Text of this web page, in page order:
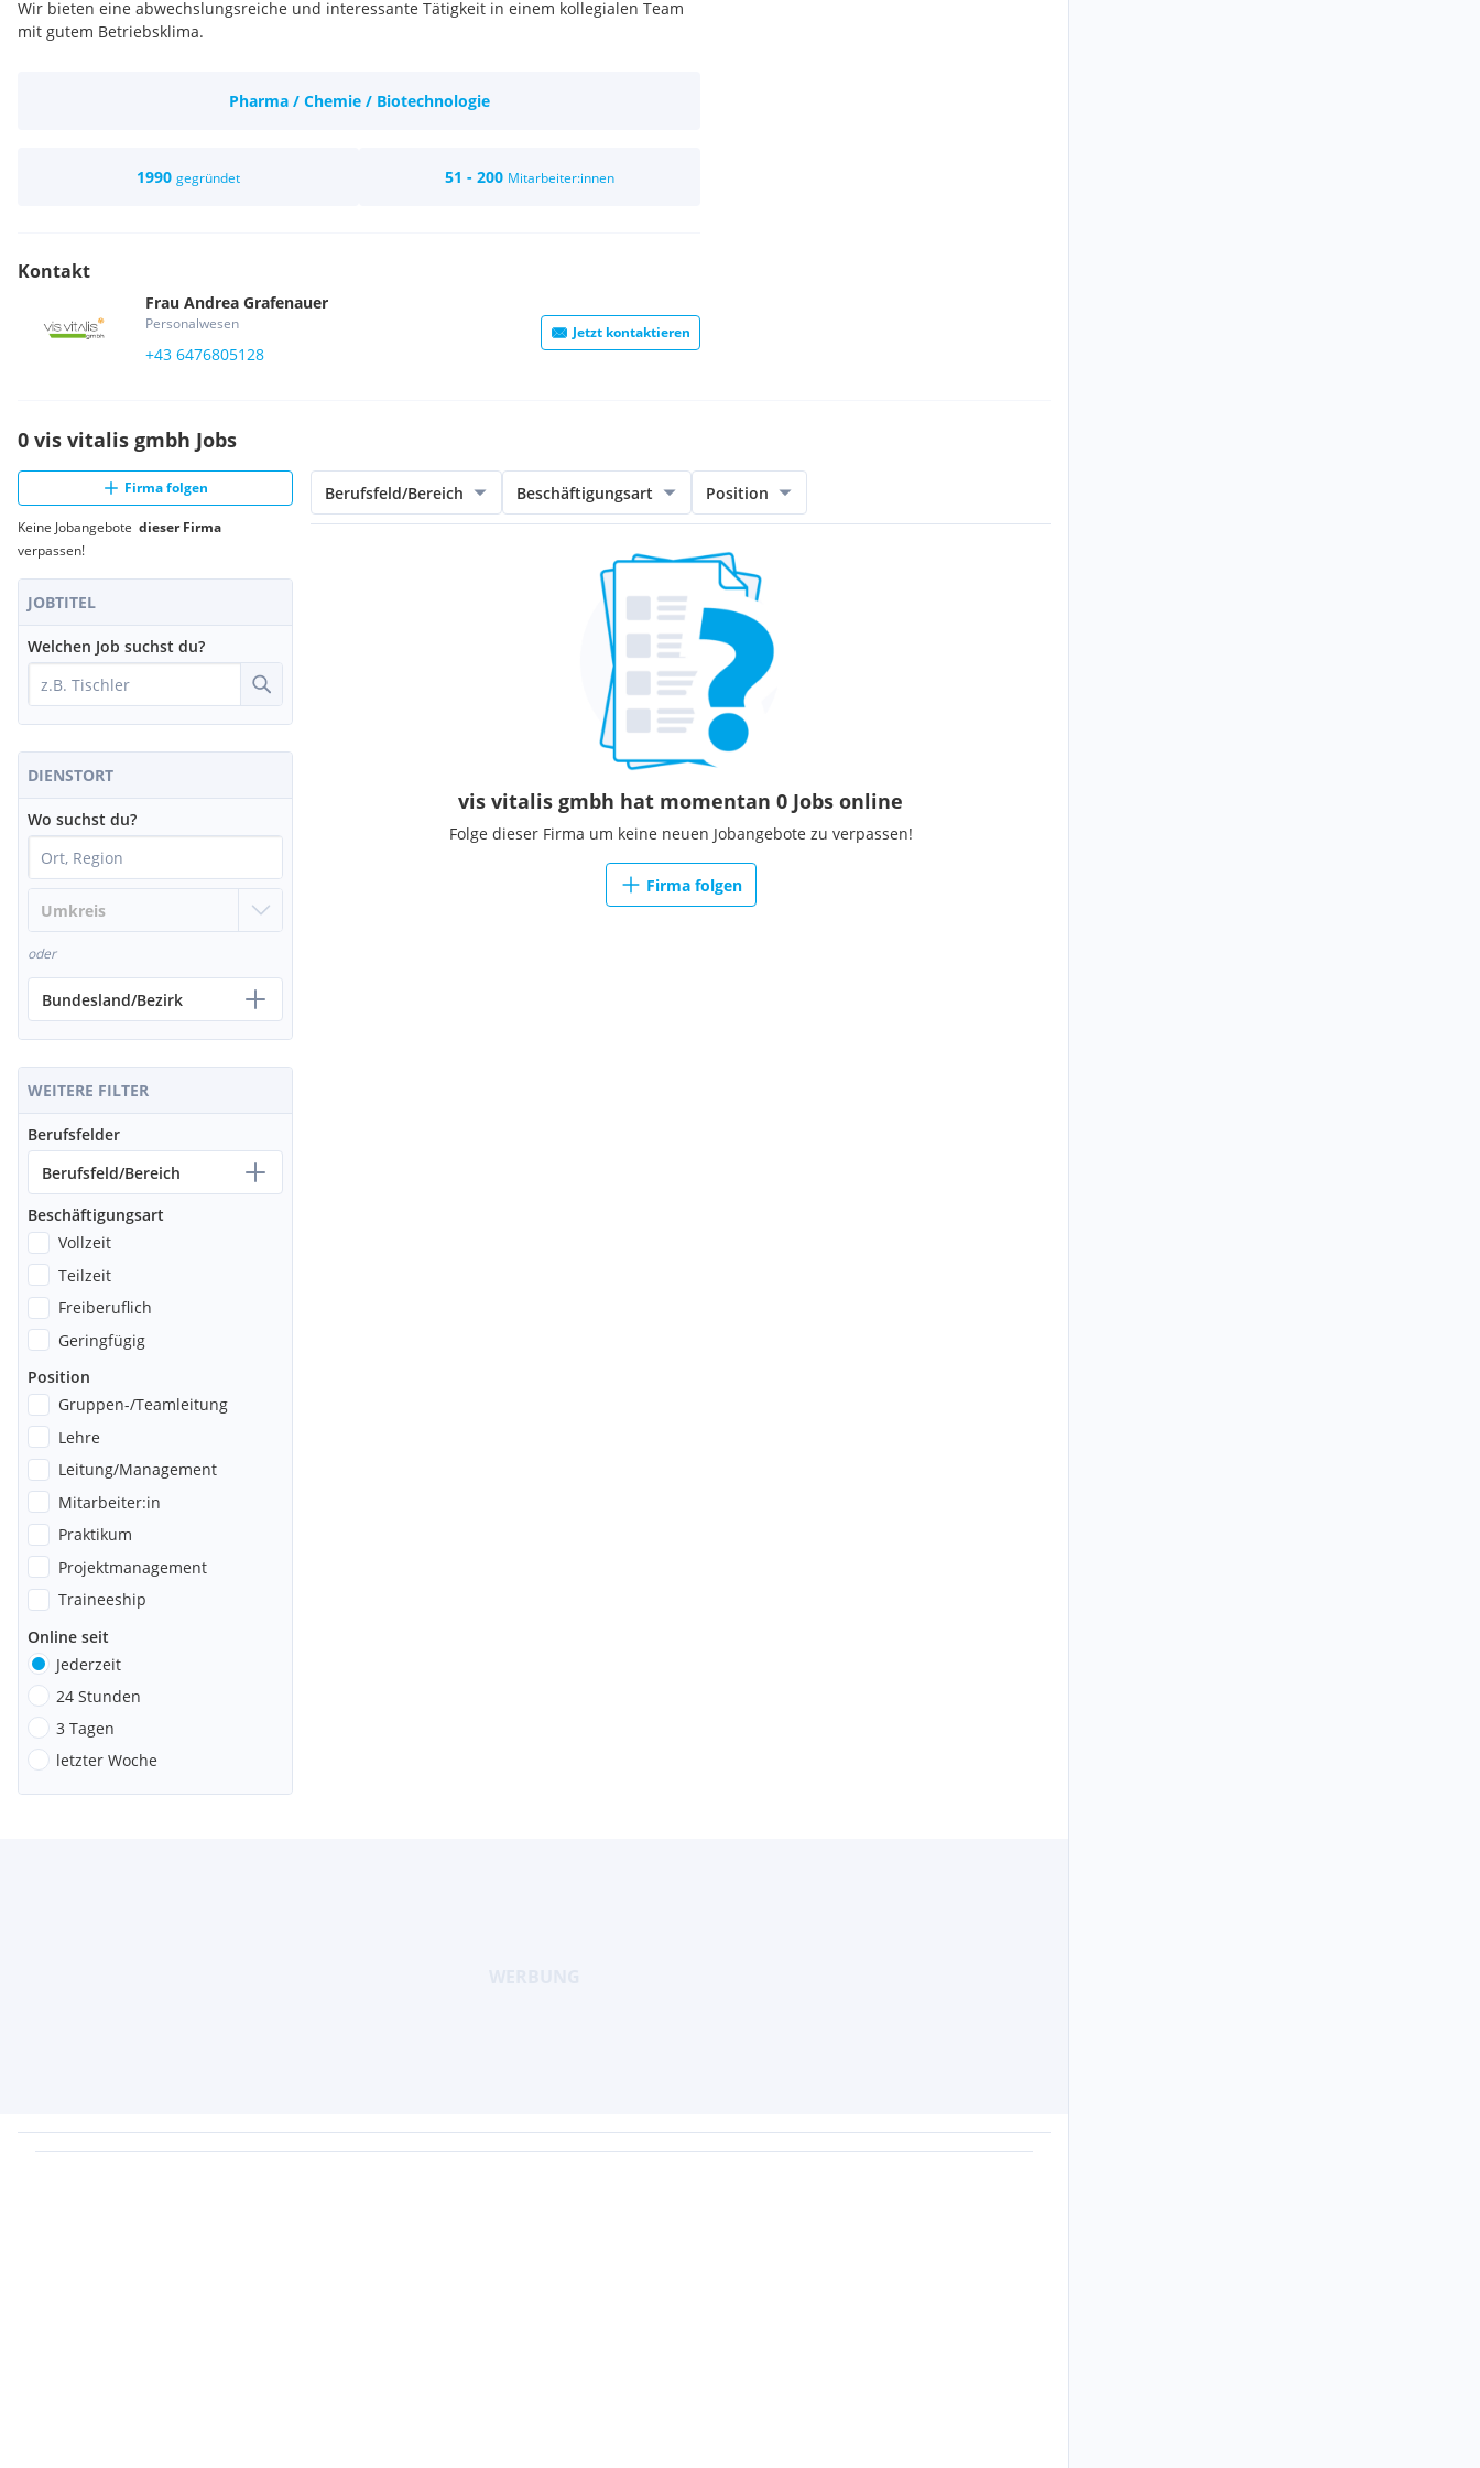
Wir bieten eine abwechslungsreiche und interessante Tätigkeit in einem kollegialen Team
mit gutem Betriebsklima.
Pharma / Chemie / Biotechnologie
1990 gegründet 51 - 200 Mitarbeiter:innen
Kontakt
Frau Andrea Grafenauer
Personalwesen
+43 6476805128
Jetzt kontaktieren
0 vis vitalis gmbh Jobs
Firma folgen
Keine Jobangebote dieser Firma
verpassen!
JOBTITEL
Welchen Job suchst du?
DIENSTORT
Wo suchst du?
oder
Bundesland/Bezirk
WEITERE FILTER
Berufsfelder
Berufsfeld/Bereich
Beschäftigungsart
Vollzeit
Teilzeit
Freiberuflich
Geringfügig
Position
Gruppen-/Teamleitung
Lehre
Leitung/Management
Mitarbeiter:in
Praktikum
Projektmanagement
Traineeship
Online seit
Jederzeit
24 Stunden
3 Tagen
letzter Woche
Berufsfeld/Bereich Beschäftigungsart Position
vis vitalis gmbh hat momentan 0 Jobs online
Folge dieser Firma um keine neuen Jobangebote zu verpassen!
Firma folgen